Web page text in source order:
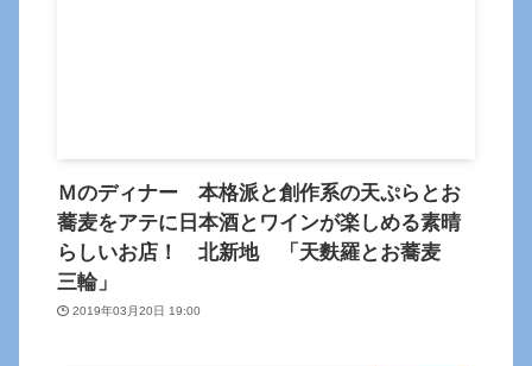
Ｍのディナー 本格派と創作系の天ぷらとお
蕎麦をアテに日本酒とワインが楽しめる素晴
らしいお店！ 北新地 「天麩羅とお蕎麦
三輪」
2019年03月20日 19:00